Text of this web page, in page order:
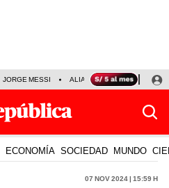
JORGE MESSI ALIANZA LIMA VS SPORT
ECONOMÍA SOCIEDAD MUNDO
07 Nov 2024 | 15:59 h